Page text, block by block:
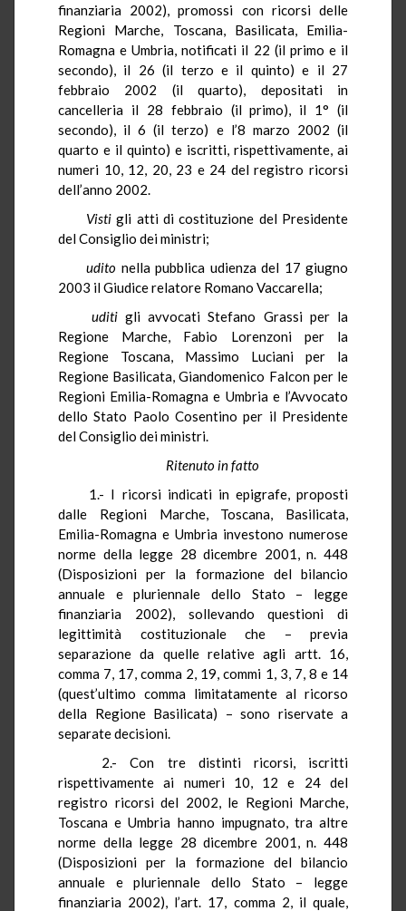
finanziaria 2002), promossi con ricorsi delle
Regioni Marche, Toscana, Basilicata, Emilia-
Romagna e Umbria, notificati il 22 (il primo e il
secondo), il 26 (il terzo e il quinto) e il 27
febbraio 2002 (il quarto), depositati in
cancelleria il 28 febbraio (il primo), il 1° (il
secondo), il 6 (il terzo) e l’8 marzo 2002 (il
quarto e il quinto) e iscritti, rispettivamente, ai
numeri 10, 12, 20, 23 e 24 del registro ricorsi
dell’anno 2002.
Vistigli atti di costituzione del Presidente
del Consiglio dei ministri;
udito nella pubblica udienza del 17 giugno
2003 il Giudice relatore Romano Vaccarella;
uditigli avvocati Stefano Grassi per la
Regione Marche, Fabio Lorenzoni per la
Regione Toscana, Massimo Luciani per la
Regione Basilicata, Giandomenico Falcon per le
Regioni Emilia-Romagna e Umbria e l’Avvocato
dello Stato Paolo Cosentino per il Presidente
del Consiglio dei ministri.
Ritenuto in fatto
1.- I ricorsi indicati in epigrafe, proposti
dalle Regioni Marche, Toscana, Basilicata,
Emilia-Romagna e Umbria investono numerose
norme della legge 28 dicembre 2001, n. 448
(Disposizioni per la formazione del bilancio
annuale e pluriennale dello Stato – legge
finanziaria 2002), sollevando questioni di
legittimità costituzionale che – previa
separazione da quelle relative agli artt. 16,
comma 7, 17, comma 2, 19, commi 1, 3, 7, 8 e 14
(quest’ultimo comma limitatamente al ricorso
della Regione Basilicata) – sono riservate a
separate decisioni.
2.- Con tre distinti ricorsi, iscritti
rispettivamente ai numeri 10, 12 e 24 del
registro ricorsi del 2002, le Regioni Marche,
Toscana e Umbria hanno impugnato, tra altre
norme della legge 28 dicembre 2001, n. 448
(Disposizioni per la formazione del bilancio
annuale e pluriennale dello Stato – legge
finanziaria 2002), l’art. 17, comma 2, il quale,